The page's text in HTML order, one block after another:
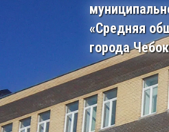
«Средняя
города